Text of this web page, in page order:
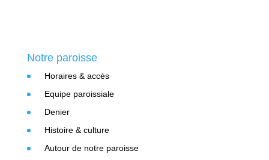
Notre paroisse
Horaires & accès
Equipe paroissiale
Denier
Histoire & culture
Autour de notre paroisse